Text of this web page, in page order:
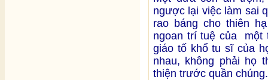
ngược lại việc làm sai
rao báng cho thiên
ngoan trí tuệ của một
giáo tố khổ tu sĩ của
nhau, không phải họ
thiện trước quần chúng.